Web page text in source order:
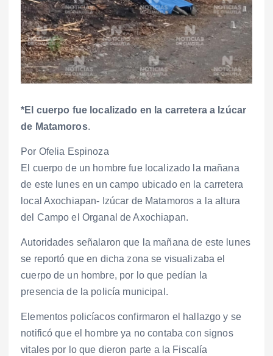
*El cuerpo fue localizado en la carretera a Izúcar
de Matamoros.
Por Ofelia Espinoza
El cuerpo de un hombre fue localizado la mañana
de este lunes en un campo ubicado en la carretera
local Axochiapan- Izúcar de Matamoros a la altura
del Campo el Organal de Axochiapan.
Autoridades señalaron que la mañana de este lunes
se reportó que en dicha zona se visualizaba el
cuerpo de un hombre, por lo que pedían la
presencia de la policía municipal.
Elementos policíacos confirmaron el hallazgo y se
notificó que el hombre ya no contaba con signos
vitales por lo que dieron parte a la Fiscalía